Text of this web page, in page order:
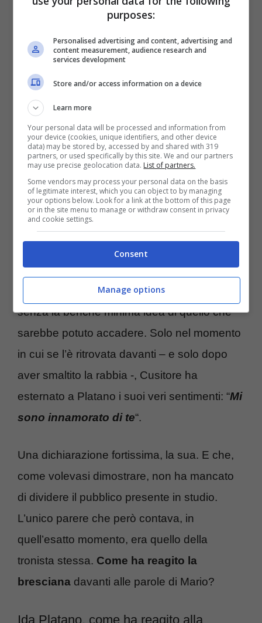
Nel corso della registrazione del 1° aprile, ciò
nonostante, proprio Cusitore si è reso
protagonista di ungesto che ha lasciato tutti
di stucco. Dopo aver visto l’esterna tra Ida e
Pierpaolo, con annesso abbandono dello
studio a causa della rabbia montante, Mario
vi ha fatto ritorno chiedendo che venissero
poltrone rosse al centro studio
Sconvolta, la bresciana lo ha raggiunto
senza la benché minima idea di quello che
sarebbe potuto accadere. Solo nel momento
in cui se l’è ritrovata davanti – e solo dopo
aver smaltito la rabbia -, Cusitore ha
esternato a Platano i suoi veri sentimenti: “Mi
sono innamorato di te“.
Una dichiarazione fortissima, la sua. E che,
come volevasi dimostrare, non ha mancato
di dividere il pubblico presente in studio.
L’unico parere che però contava, in
quell’esatto momento, era quello della
tronista stessa. Come ha reagito la
bresciana davanti alle parole di Mario?
Ida Platano, come ha reagito alla
purposes:
Personalised advertising and content, advertising and
content measurement, audience research and
services development
Store and/or access information on a device
Learn more
Your personal data will be processed and information from
your device (cookies, unique identifiers, and other device
data) may be stored by, accessed by and shared with 319
partners, or used specifically by this site. We and our partners
may use precise geolocation data. List of partners.
Some vendors may process your personal data on the basis
of legitimate interest, which you can object to by managing
your options below. Look for a link at the bottom of this page
or in the site menu to manage or withdraw consent in privacy
and cookie settings.
Consent
Manage options